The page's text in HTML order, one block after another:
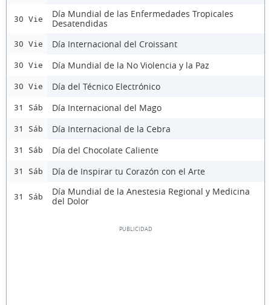
30 Vie
Día Mundial de las Enfermedades Tropicales
Desatendidas
30 Vie Día Internacional del Croissant
30 Vie Día Mundial de la No Violencia y la Paz
30 Vie Día del Técnico Electrónico
31 Sáb Día Internacional del Mago
31 Sáb Día Internacional de la Cebra
31 Sáb Día del Chocolate Caliente
31 Sáb Día de Inspirar tu Corazón con el Arte
31 Sáb
Día Mundial de la Anestesia Regional y Medicina
del Dolor